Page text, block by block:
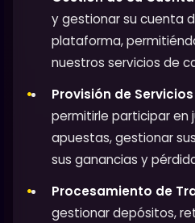
y gestionar su cuenta
plataforma,
nuestros servicios de
Provisión de
permitirle participar en
apuestas, gestionar
sus ganancias y
Procesamiento de
gestionar depósitos,